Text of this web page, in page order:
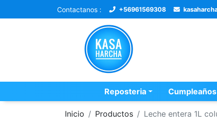
Contactanos : +56961569308
Reposteria Cumpleaños
Inicio Productos Leche entera 1L